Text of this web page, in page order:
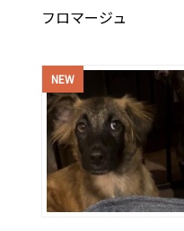
フロマージュ
NEW